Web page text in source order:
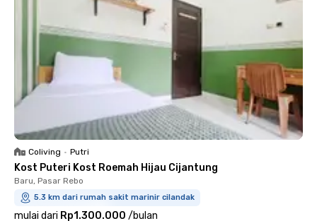
Coliving • Putri
Kost Puteri Kost Roemah Hijau Cijantung
Baru, Pasar Rebo
5.3 km dari rumah sakit marinir cilandak
mulai dari Rp1.300.000 /bulan